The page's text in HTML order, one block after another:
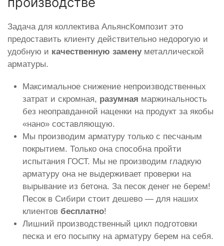
Задача для коллектива АльянсКомпозит это
предоставить клиенту действительно недорогую и
удобную и качественную заменуметаллической
арматуры.
Максимальное снижение непроизводственных
затрат и скромная, разумная маржинальность
без неоправданной наценки на продукт за якобы
«нано» составляющую.
Мы производим арматуру только с песчаным
покрытием. Только она способна пройти
испытания ГОСТ. Мы не производим гладкую
арматуру она не выдерживает проверки на
вырывание из бетона. За песок денег не берем!
Песок в Сибири стоит дешево — для наших
клиентов бесплатно!
Лишний производственный цикл подготовки
песка и его посыпку на арматуру берем на себя.